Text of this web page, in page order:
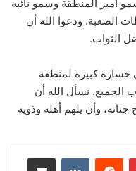
أمير المنطقة وسمو نائبه
الصعبة. ودعوا الله أن
الثواب.
خسارة كبيرة لمنطقة
نسأل الله أن
وأن يلهم أهله وذويه
بينتيريست